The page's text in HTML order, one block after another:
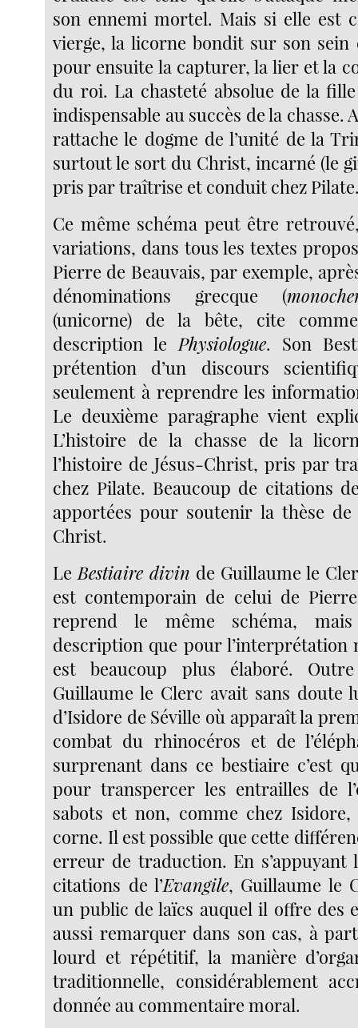
son ennemi mortel. Mais si elle est
vierge, la licorne bondit sur son sein
pour ensuite la capturer, la lier et la
du roi. La chasteté absolue de la
indispensable au succès de la chasse.
rattache le dogme de l’unité de la
surtout le sort du Christ, incarné (le
pris par traîtrise et conduit chez
Ce même schéma peut être
variations, dans tous les textes
Pierre de Beauvais, par exemple,
dénominations grecque (
(unicorne) de la bête, cite
description le Physiologue. Son
prétention d’un discours
seulement à reprendre les
Le deuxième paragraphe vient
L’histoire de la chasse de la
l’histoire de Jésus-Christ, pris par
chez Pilate. Beaucoup de citations
apportées pour soutenir la thèse de
Christ.
Le Bestiaire divin de Guillaume le
est contemporain de celui de
reprend le même schéma,
description que pour l’interprétation
est beaucoup plus élaboré.
Guillaume le Clerc avait sans doute
d’Isidore de Séville où apparaît la
combat du rhinocéros et de
surprenant dans ce bestiaire c’est
pour transpercer les entrailles de
sabots et non, comme chez Isidore,
corne. Il est possible que cette
erreur de traduction. En s’appuyant
citations de l’Evangile, Guillaume le
un public de laïcs auquel il offre des
aussi remarquer dans son cas, à
lourd et répétitif, la manière
traditionnelle, considérablement
donnée au commentaire moral.